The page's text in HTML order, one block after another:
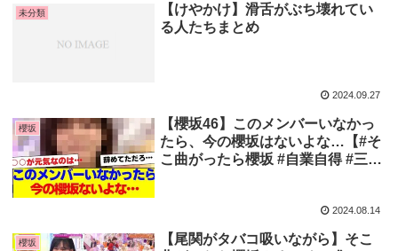
未分類
【けやかけ】滑舌がぶち壊れてい
る人たちまとめ
2024.09.27
櫻坂
【櫻坂46】このメンバーいなかっ
たら、今の櫻坂はないよな…【#そ
こ曲がったら櫻坂 #自業自得 #三期
2024.08.14
櫻坂
【尾関がタバコ吸いながら】そこ